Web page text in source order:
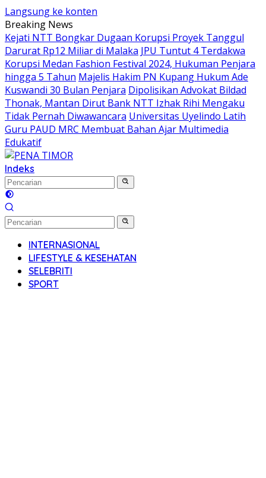
Langsung ke konten
Breaking News
Kejati NTT Bongkar Dugaan Korupsi Proyek Tanggul
Darurat Rp12 Miliar di Malaka JPU Tuntut 4 Terdakwa
Korupsi Medan Fashion Festival 2024, Hukuman Penjara
hingga 5 Tahun Majelis Hakim PN Kupang Hukum Ade
Kuswandi 30 Bulan Penjara Dipolisikan Advokat Bildad
Thonak, Mantan Dirut Bank NTT Izhak Rihi Mengaku
Tidak Pernah Diwawancara Universitas Uyelindo Latih
Guru PAUD MRC Membuat Bahan Ajar Multimedia
Edukatif
Indeks
INTERNASIONAL
LIFESTYLE & KESEHATAN
SELEBRITI
SPORT